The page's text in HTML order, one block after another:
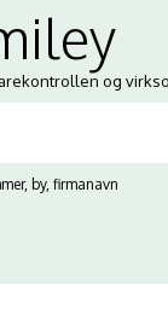
og
by, firmanavn